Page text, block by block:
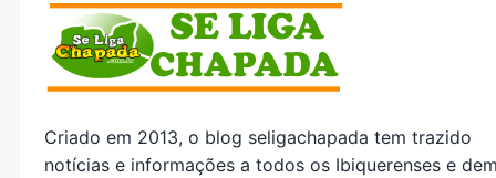
Criado em 2013, o blog seligachapada tem trazido
notícias e informações a todos os Ibiquerenses e